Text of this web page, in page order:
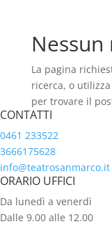
La pagina
ricerca, o
per trovare il
CONTATTI
0461 233522
3666175628
info@teatrosanmarco.it
ORARIO UFFICI
Da lunedì a venerdì
Dalle 9.00 alle 12.00